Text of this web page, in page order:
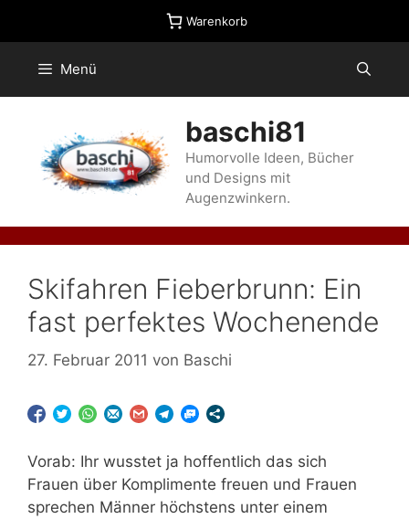
Warenkorb
Menü
baschi81
Humorvolle Ideen, Bücher
und Designs mit
Augenzwinkern.
Skifahren Fieberbrunn: Ein
fast perfektes Wochenende
27. Februar 2011 von Baschi
Vorab: Ihr wusstet ja hoffentlich das sich
Frauen über Komplimente freuen und Frauen
sprechen Männer höchstens unter einem